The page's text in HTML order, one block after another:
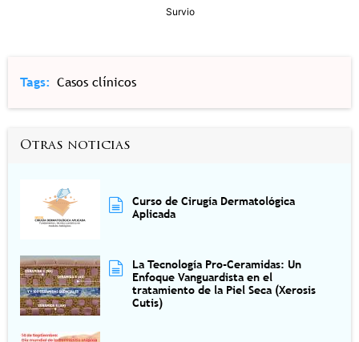
Tags Casos clínicos
Otras noticias
Curso de Cirugía Dermatológica
Aplicada
La Tecnología Pro-Ceramidas: Un
Enfoque Vanguardista en el
tratamiento de la Piel Seca (Xerosis
Cutis)